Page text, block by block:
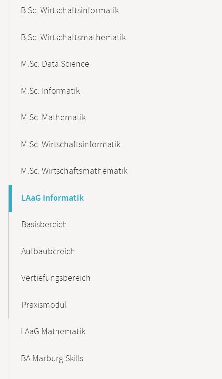
B.Sc. Wirtschaftsinformatik
B.Sc. Wirtschaftsmathematik
M.Sc. Data Science
M.Sc. Informatik
M.Sc. Mathematik
M.Sc. Wirtschaftsinformatik
M.Sc. Wirtschaftsmathematik
LAaG Informatik
Basisbereich
Aufbaubereich
Vertiefungsbereich
Praxismodul
LAaG Mathematik
BA Marburg Skills